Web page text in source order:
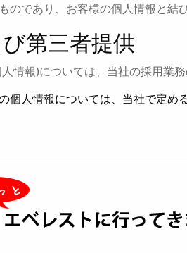
であり、お客様の個人情報と結
第三者提供
情報)については、当社の採用業
個人情報については、当社で定め